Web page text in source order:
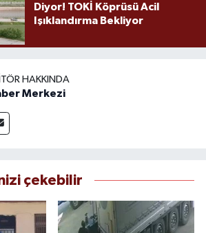
Diyor! TOKİ Köprüsü Acil
Işıklandırma Bekliyor
HAKKINDA
Merkezi
çekebilir